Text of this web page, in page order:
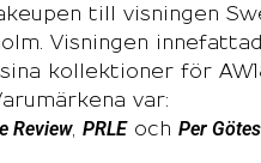
till visningen
Visningen
kollektioner för
var:
Review,PRLEochPer